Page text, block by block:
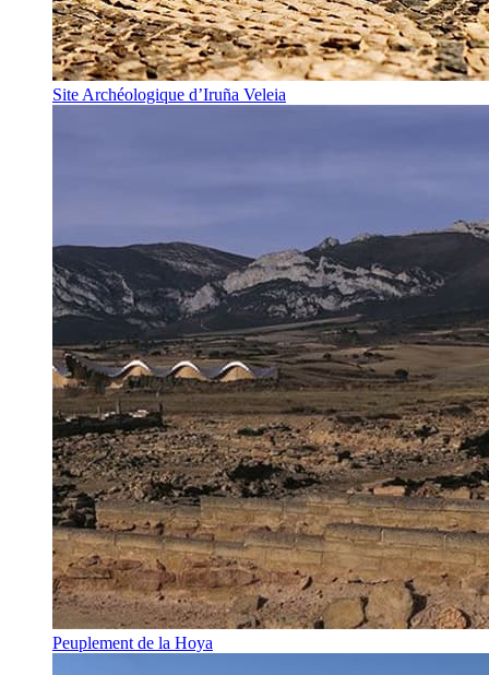
Site Archéologique d’Iruña Veleia
Peuplement de la Hoya